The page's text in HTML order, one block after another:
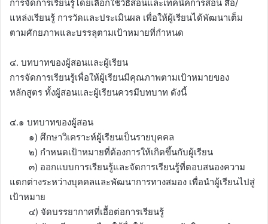
การจัดการเรียนรู้โดยเลือกใช้วิธีสอนและเทคนิคการสอน สื่อ/
แหล่งเรียนรู้ การวัดและประเมินผล เพื่อให้ผู้เรียนได้พัฒนาเต็ม
ตามศักยภาพและบรรลุตามเป้าหมายที่กำหนด
๔. บทบาทของผู้สอนและผู้เรียน
การจัดการเรียนรู้เพื่อให้ผู้เรียนมีคุณภาพตามเป้าหมายของ
หลักสูตร ทั้งผู้สอนและผู้เรียนควรมีบทบาท ดังนี้
๔.๑ บทบาทของผู้สอน
๑) ศึกษาวิเคราะห์ผู้เรียนเป็นรายบุคคล
๒) กำหนดเป้าหมายที่ต้องการให้เกิดขึ้นกับผู้เรียน
๓) ออกแบบการเรียนรู้และจัดการเรียนรู้ที่ตอบสนองความ
แตกต่างระหว่างบุคคลและพัฒนาการทางสมอง เพื่อนำผู้เรียนไปสู่
เป้าหมาย
๔) จัดบรรยากาศที่เอื้อต่อการเรียนรู้